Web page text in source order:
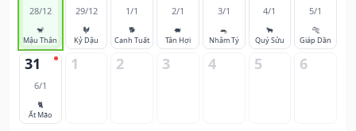
28/12
🐒
Mậu Thân
29/12
🐓
Kỷ Dậu
1/1
🐕
Canh Tuất
2/1
🐖
Tân Hợi
3/1
🐀
Nhâm Tý
4/1
🐂
Quý Sửu
5/1
🐅
Giáp Dần
31
6/1
🐈
Ất Mão
1 2 3 4 5 6